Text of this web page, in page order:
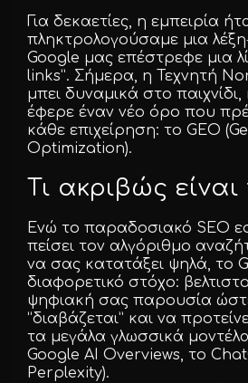
Για δεκαετίες, η εμπειρία
πληκτρολογούσαμε μια λέξη-
Google μας επέστρεφε μια
links”. Σήμερα, η Τεχνητή
μπει δυναμικά στο παιχνίδι,
έφερε έναν νέο όρο που
κάθε επιχείρηση: το GEO
Optimization).
Τι ακριβώς είναι
Ενώ το παραδοσιακό SEO
πείσει τον αλγόριθμο
να σας κατατάξει ψηλά, το
διαφορετικό στόχο:
ψηφιακή σας παρουσία
“διαβάζεται” και να
τα μεγάλα γλωσσικά
Google AI Overviews, το
Perplexity).
Facebook
Instagram
LinkedIn
info@creativedays.gr